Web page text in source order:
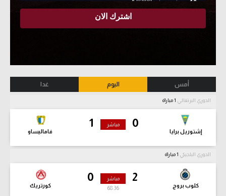
أمس اليوم غدا
الدوري البرتغالي
0
إشتوريل برايا
1
فاماليساو
مباشر
الدوري البلجيكي
2
كلوب بروج
0
كورتريك
مباشر
68:37